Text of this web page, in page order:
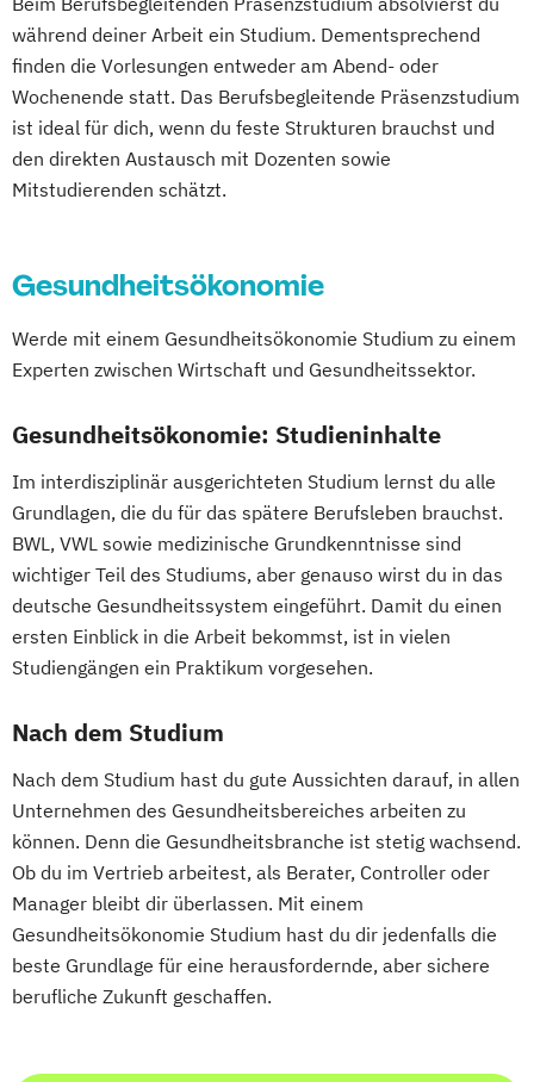
während deiner Arbeit ein Studium. Dementsprechend
finden die Vorlesungen entweder am Abend- oder
Wochenende statt. Das Berufsbegleitende Präsenzstudium
ist ideal für dich, wenn du feste Strukturen brauchst und
den direkten Austausch mit Dozenten sowie
Mitstudierenden schätzt.
Gesundheitsökonomie
Werde mit einem Gesundheitsökonomie Studium zu einem
Experten zwischen Wirtschaft und Gesundheitssektor.
Gesundheitsökonomie: Studieninhalte
Im interdisziplinär ausgerichteten Studium lernst du alle
Grundlagen, die du für das spätere Berufsleben brauchst.
BWL, VWL sowie medizinische Grundkenntnisse sind
wichtiger Teil des Studiums, aber genauso wirst du in das
deutsche Gesundheitssystem eingeführt. Damit du einen
ersten Einblick in die Arbeit bekommst, ist in vielen
Studiengängen ein Praktikum vorgesehen.
Nach dem Studium
Nach dem Studium hast du gute Aussichten darauf, in allen
Unternehmen des Gesundheitsbereiches arbeiten zu
können. Denn die Gesundheitsbranche ist stetig wachsend.
Ob du im Vertrieb arbeitest, als Berater, Controller oder
Manager bleibt dir überlassen. Mit einem
Gesundheitsökonomie Studium hast du dir jedenfalls die
beste Grundlage für eine herausfordernde, aber sichere
berufliche Zukunft geschaffen.